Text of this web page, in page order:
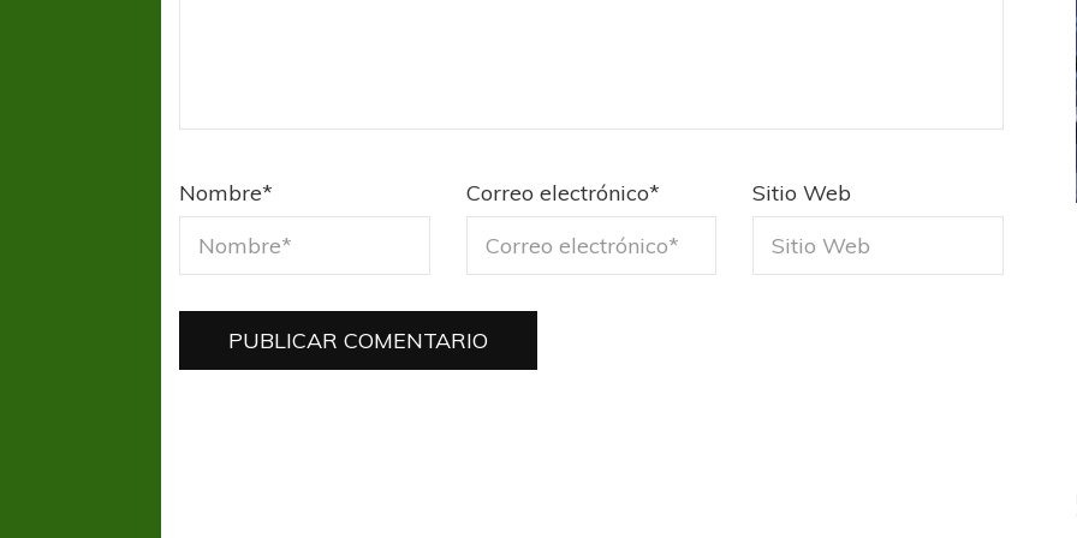
Nombre* Correo electrónico* Sitio Web
TIGRE
A pesar de la derrota Tigre avanzó a
COPA SUDAMERICANA LANÚS
Sur Defendido
UEFA CHAMPIONS LEAGUE
PSG celebró el bicampeonato